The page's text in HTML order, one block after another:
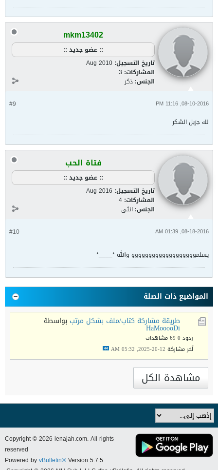
mkm13402
:: عضو جديد ::
تاريخ التسجيل: Aug 2010
المشاركات: 3
الجنس: ذكر
#9 08-10-2016, 11:16 PM
لك جزيل الشكر
فتاة الحب
:: عضو جديد ::
تاريخ التسجيل: Aug 2016
المشاركات: 4
الجنس: انثى
#10 08-18-2016, 01:39 AM
يسلمووووووووووووووووووو والله *____*
المواضيع ذات الصلة
طريقة مشاركة كتاب/ملف بشكل مرتب بواسطة
HaMooooDi
ردود 0
69 مشاهدات
آخر مشاركة 12-20-2025, 05:32 AM
مشاهدة الكل
Copyright © 2026 ienajah.com. All rights
reserved
Powered byvBulletin®Version 5.7.5